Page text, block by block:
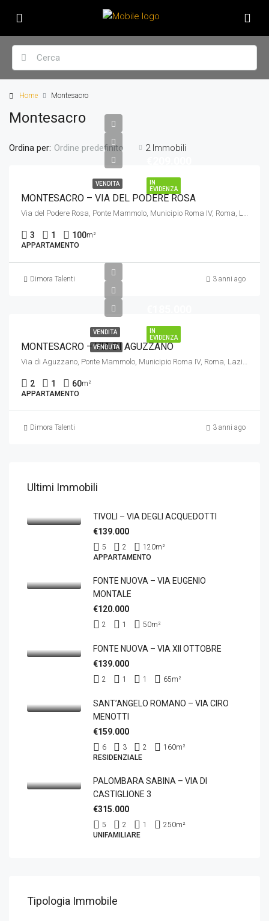
Home Montesacro
Montesacro
2 Immobili
Ordina per: Ordine predefinito
IN
EVIDENZA
VENDITA
MONTESACRO – VIA DEL PODERE ROSA
Via del Podere Rosa, Ponte Mammolo, Municipio Roma IV, Roma, Lazio, 00137, Italia
3 1 100m²
APPARTAMENTO
Dimora Talenti 3 anni ago
IN
EVIDENZA
VENDITA
VENDUTA
MONTESACRO – VIA DI AGUZZANO
Via di Aguzzano, Ponte Mammolo, Municipio Roma IV, Roma, Lazio, 00137, Italia
2 1 60m²
APPARTAMENTO
Dimora Talenti 3 anni ago
Ultimi Immobili
TIVOLI – VIA DEGLI ACQUEDOTTI
€139.000
5 2 120m²
APPARTAMENTO
FONTE NUOVA – VIA EUGENIO
MONTALE
€120.000
2 1 50m²
FONTE NUOVA – VIA XII OTTOBRE
€139.000
2 1 1 65m²
SANT’ANGELO ROMANO – VIA CIRO
MENOTTI
€159.000
6 3 2 160m²
RESIDENZIALE
PALOMBARA SABINA – VIA DI
CASTIGLIONE 3
€315.000
5 2 1 250m²
UNIFAMILIARE
Tipologia Immobile